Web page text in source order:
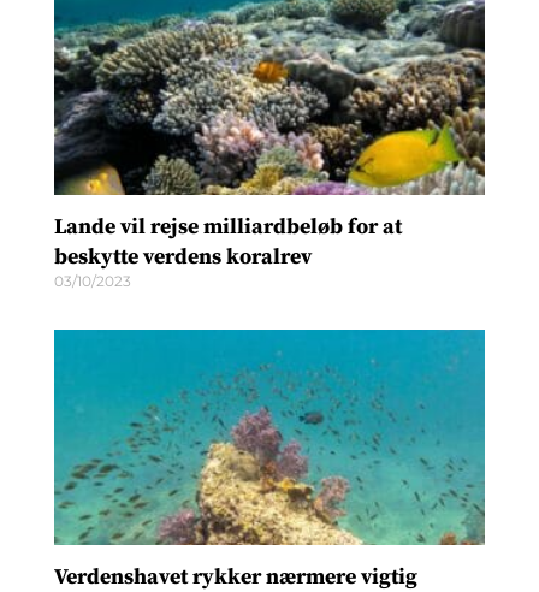
Lande vil rejse milliardbeløb for at
beskytte verdens koralrev
03/10/2023
Verdenshavet rykker nærmere vigtig